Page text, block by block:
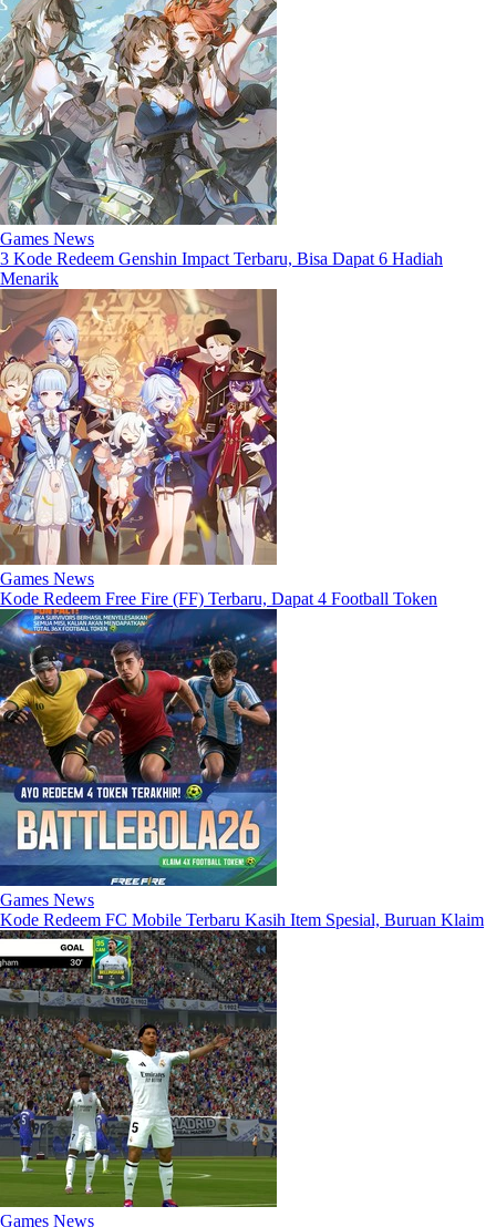
Games News
3 Kode Redeem Genshin Impact Terbaru, Bisa Dapat 6 Hadiah
Menarik
Games News
Kode Redeem Free Fire (FF) Terbaru, Dapat 4 Football Token
Games News
Kode Redeem FC Mobile Terbaru Kasih Item Spesial, Buruan Klaim
Games News